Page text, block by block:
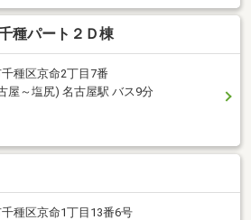
種パート２Ｄ棟
種区京命2丁目7番
屋～塩尻) 名古屋駅 バス9分
種区京命1丁目13番6号